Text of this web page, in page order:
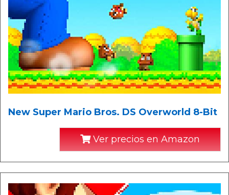
New Super Mario Bros. DS Overworld 8-Bit
Ver precios en Amazon